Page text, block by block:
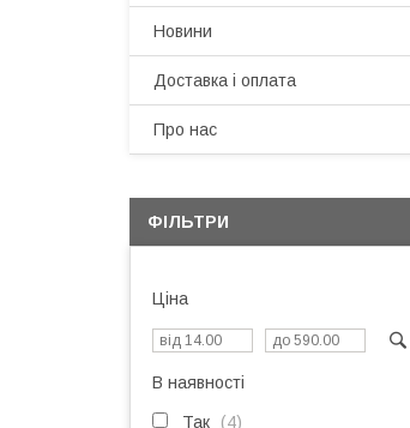
Новини
Доставка і оплата
Про нас
ФІЛЬТРИ
Ціна
В наявності
Так 4